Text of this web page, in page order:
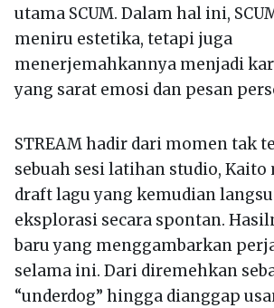
utama SCUM. Dalam hal ini,
meniru estetika, tetapi juga
menerjemahkannya menjadi
yang sarat emosi dan pesan
STREAM hadir dari momen tak
sebuah sesi latihan studio,
draft lagu yang kemudian
eksplorasi secara spontan.
baru yang menggambarkan
selama ini. Dari diremehkan
“underdog” hingga dianggap